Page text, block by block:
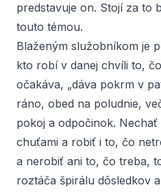
predstavuje on. Stojí za to
touto témou.
Blaženým služobníkom je
kto robí v danej chvíli to,
očakáva, „dáva pokrm v
ráno, obed na poludnie,
pokoj a odpočinok. Nechať
chuťami a robiť i to, čo
a nerobiť ani to, čo treba,
roztáča špirálu dôsledkov